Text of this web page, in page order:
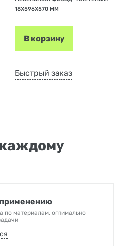
18Х596Х570 ММ
В корзину
Быстрый заказ
применению
по материалам, оптимально